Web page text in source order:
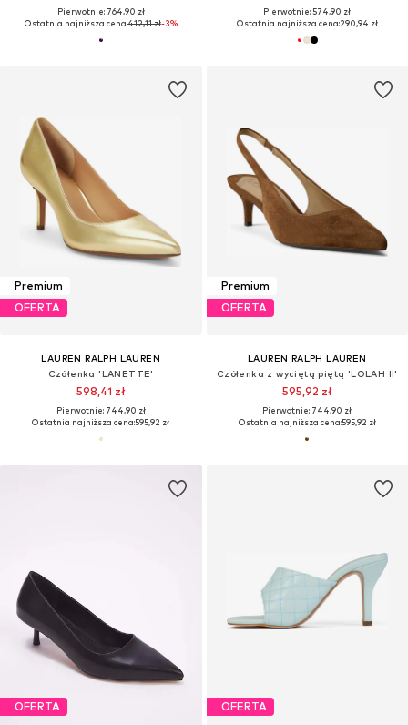
Pierwotnie: 764,90 zł
Ostatnia najniższa cena:412,11 zł-3%
Pierwotnie: 574,90 zł
Ostatnia najniższa cena:290,94 zł
Premium
OFERTA
LAUREN RALPH LAUREN
Czółenka 'LANETTE'
598,41 zł
Pierwotnie: 744,90 zł
Ostatnia najniższa cena:595,92 zł
Premium
OFERTA
LAUREN RALPH LAUREN
Czółenka z wyciętą piętą 'LOLAH II'
595,92 zł
Pierwotnie: 744,90 zł
Ostatnia najniższa cena:595,92 zł
OFERTA OFERTA